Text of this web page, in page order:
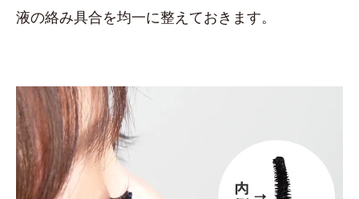
液の絡み具合を均一に整えておきます。